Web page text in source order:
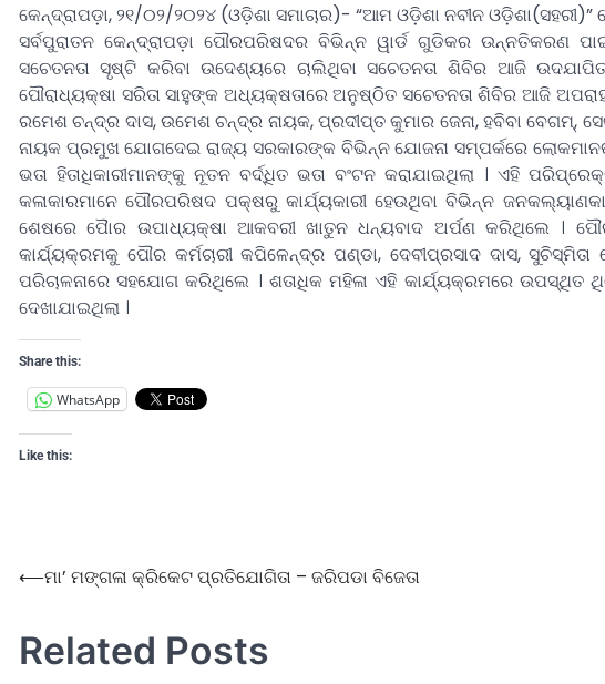
କେନ୍ଦ୍ରାପଡ଼ା, ୨୧/୦୨/୨୦୨୪ (ଓଡ଼ିଶା ସମାଚାର)- “ଆମ ଓଡ଼ିଶା ନବୀନ
ସର୍ବପୁରାତନ କେନ୍ଦ୍ରାପଡ଼ା ପୌରପରିଷଦର ବିଭିନ୍ନ ୱାର୍ଡ ଗୁଡିକର ଉନ୍ନତିକରଣ
ସଚେତନତା ସୃଷ୍ଟି କରିବା ଉଦେଶ୍ୟରେ ଚାଲିଥିବା ସଚେତନତା ଶିବିର ଆଜି
ପୌରାଧ୍ୟକ୍ଷା ସରିତା ସାହୁଙ୍କ ଅଧ୍ୟକ୍ଷତାରେ ଅନୁଷ୍ଠିତ ସଚେତନତା ଶିବିର ଆଜି
ରମେଶ ଚନ୍ଦ୍ର ଦାସ, ଉମେଶ ଚନ୍ଦ୍ର ନାୟକ, ପ୍ରଦୀପ୍ତ କୁମାର ଜେନା, ହବିବା ବେଗମ୍,
ନାୟକ ପ୍ରମୁଖ ଯୋଗଦେଇ ରାଜ୍ୟ ସରକାରଙ୍କ ବିଭିନ୍ନ ଯୋଜନା ସମ୍ପର୍କରେ
ଭତା ହିତାଧିକାରୀମାନଙ୍କୁ ନୂତନ ବର୍ଦ୍ଧିତ ଭତା ବଂଟନ କରାଯାଇଥିଲା । ଏହି
କଳାକାରମାନେ ପୌରପରିଷଦ ପକ୍ଷରୁ କାର୍ଯ୍ୟକାରୀ ହେଉଥିବା ବିଭିନ୍ନ
ଶେଷରେ ପୈାର ଉପାଧ୍ୟକ୍ଷା ଆକବରୀ ଖାତୁନ ଧନ୍ୟବାଦ ଅର୍ପଣ କରିଥିଲେ ।
କାର୍ଯ୍ୟକ୍ରମକୁ ପୌର କର୍ମଚାରୀ କପିଳେନ୍ଦ୍ର ପଣ୍ଡା, ଦେବୀପ୍ରସାଦ ଦାସ,
ପରିଚାଳନାରେ ସହଯୋଗ କରିଥିଲେ । ଶତାଧିକ ମହିଳା ଏହି କାର୍ଯ୍ୟକ୍ରମରେ ଉପସ୍ଥିତ
ଦେଖାଯାଇଥିଲା ।
Share this:
WhatsApp
Like this:
⟵ମା’ ମଙ୍ଗଳା କ୍ରିକେଟ ପ୍ରତିଯୋଗିତା – ଜରିପଡା ବିଜେତା
Related Posts